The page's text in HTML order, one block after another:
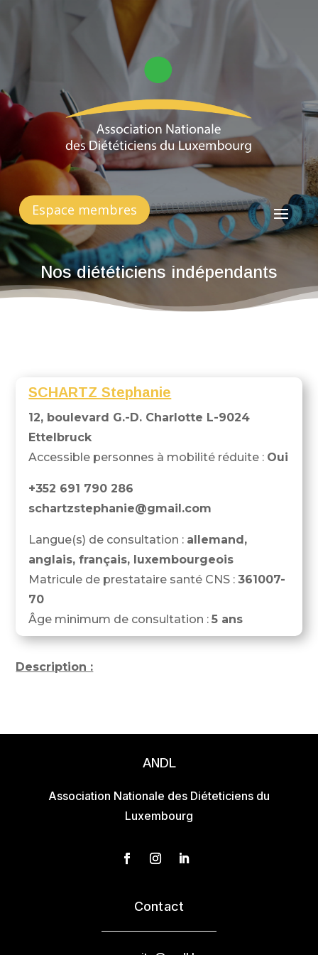
Espace membres
Nos diététiciens indépendants
SCHARTZ Stephanie
12, boulevard G.-D. Charlotte L-9024
Ettelbruck
Accessible personnes à mobilité réduite : Oui
+352 691 790 286
schartzstephanie@gmail.com
Langue(s) de consultation : allemand,
anglais, français, luxembourgeois
Matricule de prestataire santé CNS :361007-
70
Âge minimum de consultation :5 ans
Description :
ANDL
Association Nationale des Diéteticiens du
Luxembourg
Contact